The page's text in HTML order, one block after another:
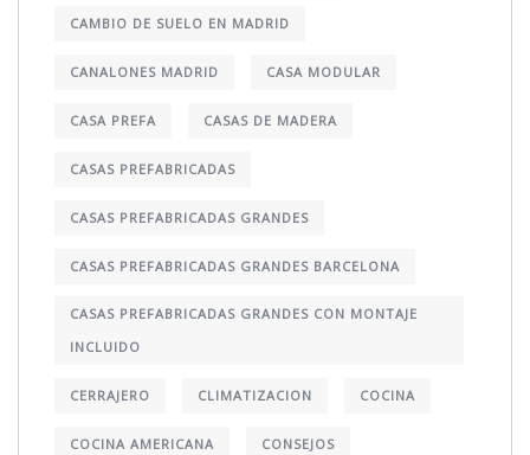
CAMBIO DE SUELO EN MADRID
CANALONES MADRID CASA MODULAR
CASA PREFA CASAS DE MADERA
CASAS PREFABRICADAS
CASAS PREFABRICADAS GRANDES
CASAS PREFABRICADAS GRANDES BARCELONA
CASAS PREFABRICADAS GRANDES CON MONTAJE
INCLUIDO
CERRAJERO CLIMATIZACION COCINA
COCINA AMERICANA CONSEJOS